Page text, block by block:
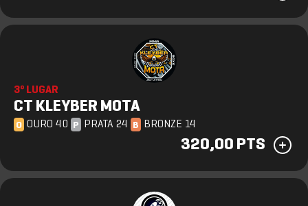
3º LUGAR
CT KLEYBER MOTA
O OURO 40 P PRATA 24 B BRONZE 14
320,00 PTS